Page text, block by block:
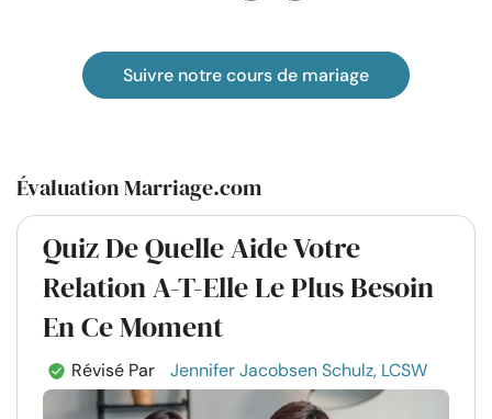
Suivre notre cours de mariage
Évaluation Marriage.com
Quiz De Quelle Aide Votre
Relation A-T-Elle Le Plus Besoin
En Ce Moment
Révisé Par Jennifer Jacobsen Schulz, LCSW